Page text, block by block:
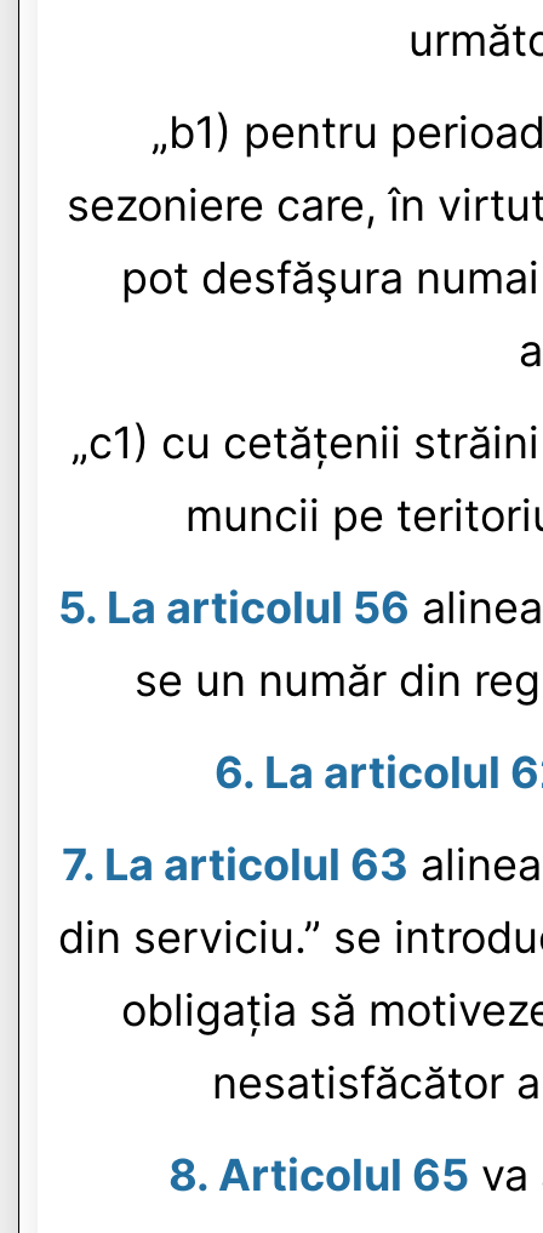
„b1) pentru
sezoniere care, în
pot desfăşura
„c1) cu cetățenii
muncii pe
5. La articolul 56
se un număr din
6. La articolul
7. La articolul 63
din serviciu.” se
obligația să
nesatisfăcător
8. Articolul 65 va